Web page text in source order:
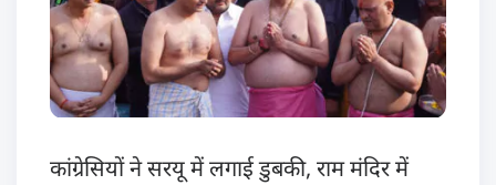
कांग्रेसियों ने सरयू में लगाई डुबकी, राम मंदिर में